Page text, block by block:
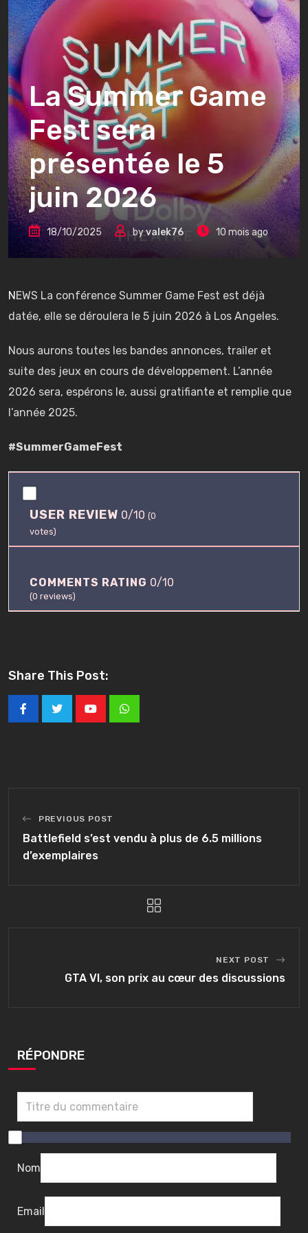
La Summer Game
Fest sera
présentée le 5
juin 2026
18/10/2025 byvalek76 10 mois ago
NEWS La conférence Summer Game Fest est déjà
datée, elle se déroulera le 5 juin 2026 à Los Angeles.
Nous aurons toutes les bandes annonces, trailer et
suite des jeux en cours de développement. L’année
2026 sera, espérons le, aussi gratifiante et remplie que
l’année 2025.
#SummerGameFest
0
1
0
USER REVIEW 0/10 (0
votes)
COMMENTS RATING 0/10
(0 reviews)
Share This Post:
YoutubeWhatsapp
PREVIOUS POST
Battlefield s’est vendu à plus de 6.5 millions
d’exemplaires
NEXT POST
GTA VI, son prix au cœur des discussions
RÉPONDRE
0
Nom
Email